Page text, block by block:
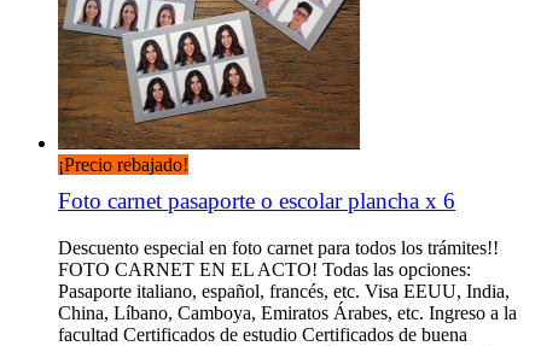
¡Precio rebajado!
Foto carnet pasaporte o escolar plancha x 6
Descuento especial en foto carnet para todos los trámites!!
FOTO CARNET EN EL ACTO! Todas las opciones:
Pasaporte italiano, español, francés, etc. Visa EEUU, India,
China, Líbano, Camboya, Emiratos Árabes, etc. Ingreso a la
facultad Certificados de estudio Certificados de buena